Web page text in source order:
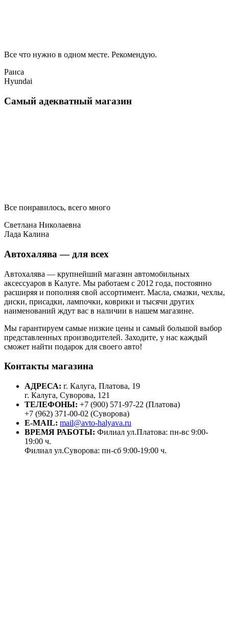
Все что нужно в одном месте. Рекомендую.
Раиса
Hyundai
Самый адекватный магазин
Все понравилось, всего много
Светлана Николаевна
Лада Калина
Автохалява — для всех
Автохалява — крупнейший магазин автомобильных
аксессуаров в Калуге. Мы работаем с 2012 года, постоянно
расширяя и пополняя свой ассортимент. Масла, смазки, чехлы,
диски, присадки, лампочки, коврики и тысячи других
наименований ждут вас в наличии в нашем магазине.
Мы гарантируем самые низкие цены и самый большой выбор
представленных производителей. Заходите, у нас каждый
сможет найти подарок для своего авто!
Контакты магазина
АДРЕСА: г. Калуга, Платова, 19
г. Калуга, Суворова, 121
ТЕЛЕФОНЫ: +7 (900) 571-97-22 (Платова)
+7 (962) 371-00-02 (Суворова)
E-MAIL: mail@avto-halyava.ru
ВРЕМЯ РАБОТЫ: Филиал ул.Платова: пн-вс 9:00-
19:00 ч.
Филиал ул.Суворова: пн-сб 9:00-19:00 ч.